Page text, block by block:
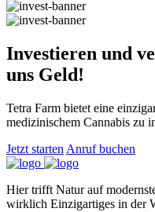
Investieren und
uns Geld!
Tetra Farm bietet eine
medizinischem Cannabis zu
Jetzt starten Anruf buchen
Hier trifft Natur auf
wirklich Einzigartiges in der